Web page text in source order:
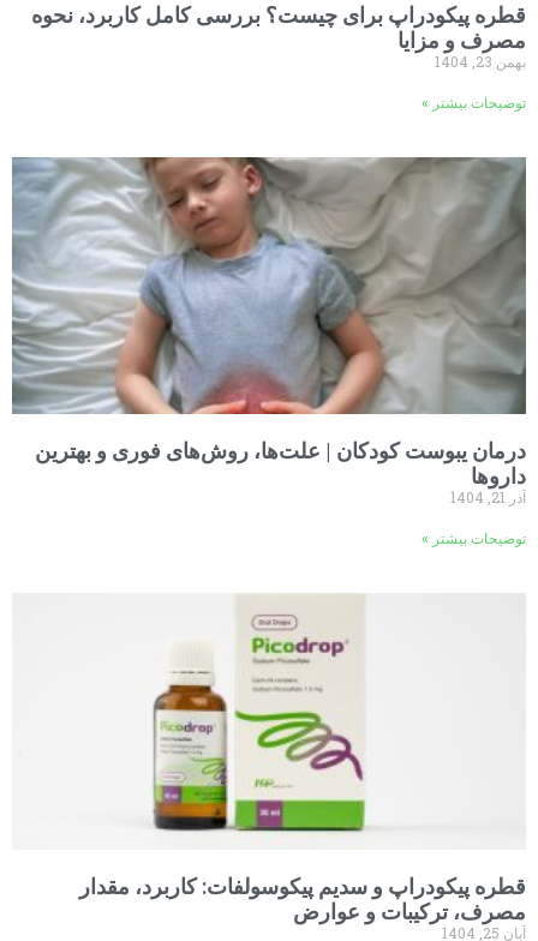
قطره پیکودراپ برای چیست؟ بررسی کامل کاربرد، نحوه
مصرف و مزایا
بهمن 23, 1404
توضیحات بیشتر »
درمان یبوست کودکان | علت‌ها، روش‌های فوری و بهترین
داروها
آذر 21, 1404
توضیحات بیشتر »
قطره پیکودراپ و سدیم پیکوسولفات: کاربرد، مقدار
مصرف، ترکیبات و عوارض
آبان 25, 1404